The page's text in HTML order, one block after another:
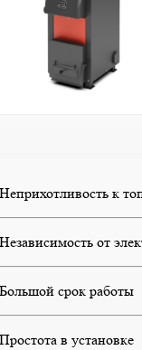
Неприхотливость к
Независимость от
Большой срок работы
Простота в установке